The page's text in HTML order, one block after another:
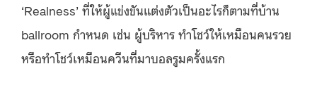
‘Realness’ ที่ให้ผู้แข่งขันแต่งตัวเป็นอะไรก็ตามที่บ้าน
ballroom กำหนด เช่น ผู้บริหาร ทำโชว์ให้เหมือนคนรวย
หรือทำโชว์เหมือนควีนที่มาบอลรูมครั้งแรก